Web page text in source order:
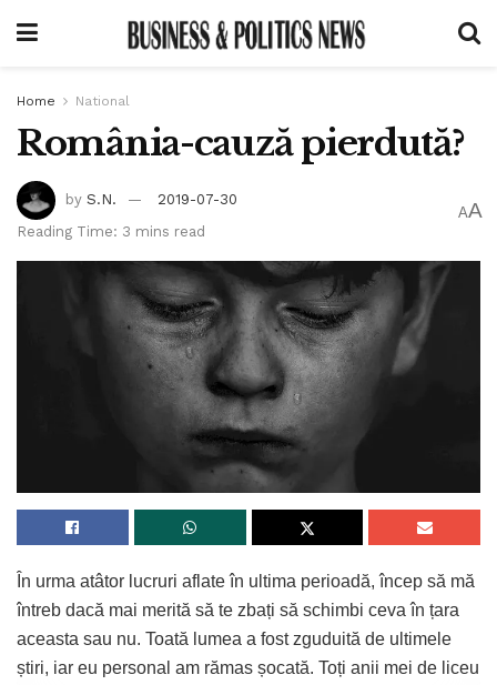
Home National
România-cauză pierdută?
by S.N.
2019-07-30
Reading Time: 3 mins read
AA
În urma atâtor lucruri aflate în ultima perioadă, încep să mă
întreb dacă mai merită să te zbați să schimbi ceva în țara
aceasta sau nu. Toată lumea a fost zguduită de ultimele
știri, iar eu personal am rămas șocată. Toți anii mei de liceu